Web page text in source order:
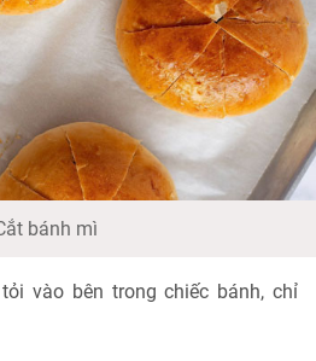
bánh mì
vào bên trong chiếc bánh, chỉ